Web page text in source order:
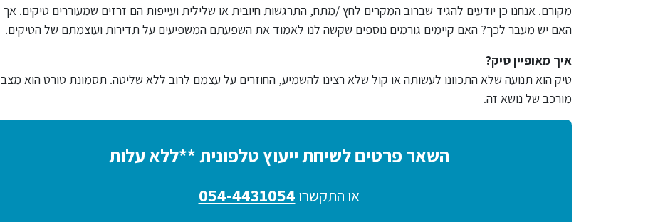
מקורם. אנחנו כן יודעים להגיד שברוב המקרים לחץ /מתח, התרגשות חיובית או שלילית ועייפות הם זרזים שמעוררים טיקים. אך
האם יש מעבר לכך? האם קיימים גורמים נוספים שקשה לנו לאמוד את השפעתם המשפיעים על תדירות ועוצמתם של הטיקים.
איך מאופיין טיק?
טיק הוא תנועה שלא התכוונו לעשותה או קול שלא רצינו להשמיע, החוזרים על עצמם לרוב ללא שליטה. תסמונת טורט הוא מצב
מורכב של נושא זה.
השאר פרטים לשיחת ייעוץ טלפונית **ללא עלות
או התקשרו 054-4431054